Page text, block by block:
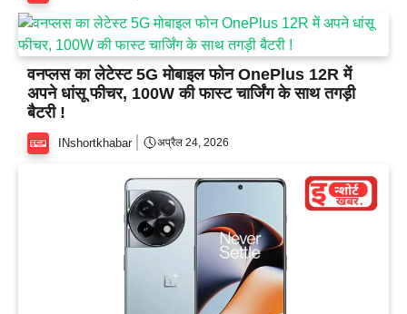
वनप्लस का लेटेस्ट 5G मोबाइल फोन OnePlus 12R में
अपने धांसू फीचर, 100W की फास्ट चार्जिंग के साथ तगड़ी
बैटरी !
INshortkhabar अप्रैल 24, 2026